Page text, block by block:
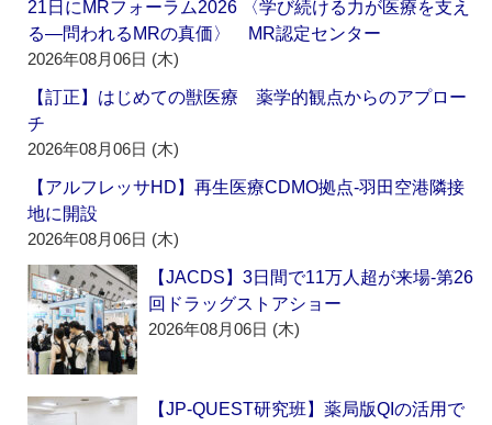
21日にMRフォーラム2026 〈学び続ける力が医療を支え
る―問われるMRの真価〉 MR認定センター
2026年08月06日 (木)
【訂正】はじめての獣医療 薬学的観点からのアプロー
チ
2026年08月06日 (木)
【アルフレッサHD】再生医療CDMO拠点‐羽田空港隣接
地に開設
2026年08月06日 (木)
【JACDS】3日間で11万人超が来場‐第26
回ドラッグストアショー
2026年08月06日 (木)
【JP-QUEST研究班】薬局版QIの活用で